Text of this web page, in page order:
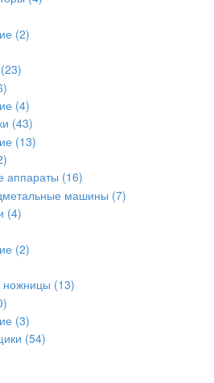
(2)
(23)
(4)
(43)
(13)
(16)
машины (7)
(4)
(2)
(13)
(3)
(54)